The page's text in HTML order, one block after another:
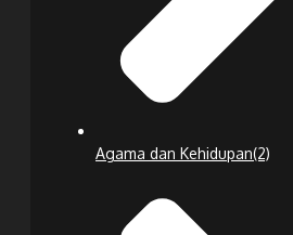
Agama dan Kehidupan(2)